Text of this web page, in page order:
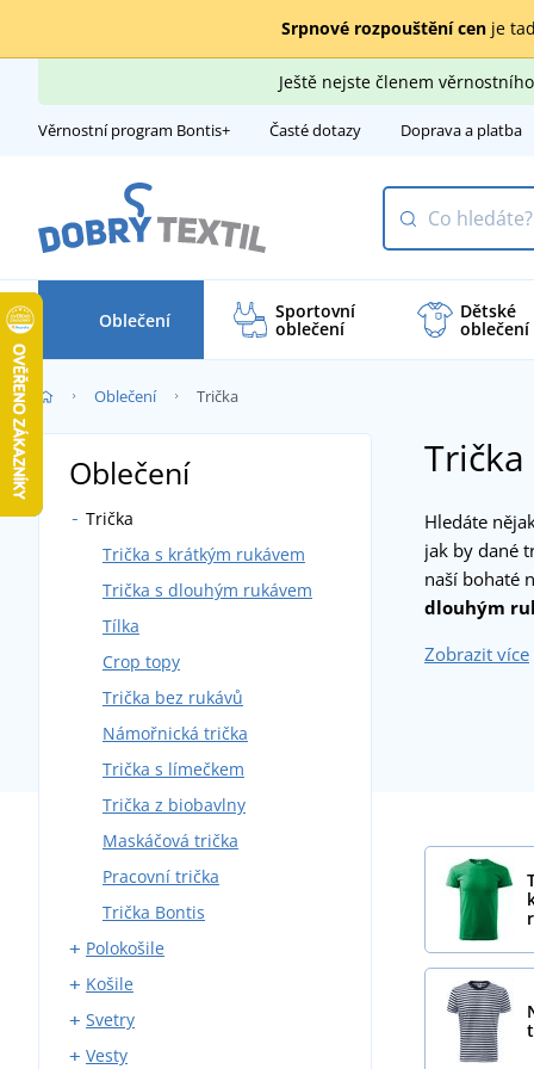
Srpnové rozpouštění cenje
Ještě nejste členem
Věrnostní program Bontis+ Časté dotazy Doprava a platba
Oblečení Sportovní
oblečení
Dětské
oblečení
Oblečení Trička
Hledáte
jak by dané
naší bohaté
dlouhým
Zobrazit více
Oblečení
Trička
Trička s krátkým rukávem
Trička s dlouhým rukávem
Tílka
Crop topy
Trička bez rukávů
Námořnická trička
Trička s límečkem
Trička z biobavlny
Maskáčová trička
Pracovní trička
Trička Bontis
Polokošile
Polokošile s krátkým rukávem
Polokošile s dlouhým
Košile
Košile s krátkým rukávem
Košile s dlouhým rukávem
Svetry
Svetry bez zapínání
Vesty